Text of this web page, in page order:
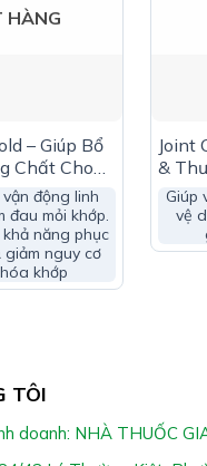
linh hoạt
sức đề kháng cho cơ
hóa khớp
HÀNG
– Giúp Bổ
Chất Cho
động linh
đau mỏi khớp.
năng phục
giảm nguy cơ
khớp
Joint
&
Giúp
vệ
TÔI
doanh: NHÀ THUỐC